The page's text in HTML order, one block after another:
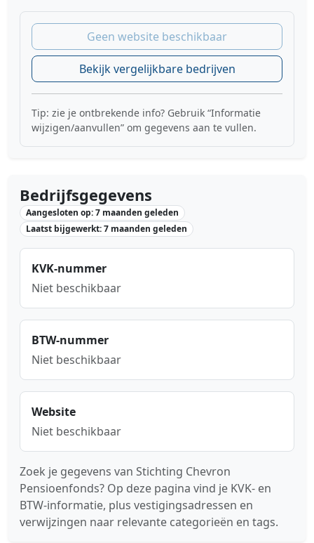
Geen website beschikbaar
Bekijk vergelijkbare bedrijven
Tip: zie je ontbrekende info? Gebruik “Informatie
wijzigen/aanvullen” om gegevens aan te vullen.
Bedrijfsgegevens
Aangesloten op: 7 maanden geleden
Laatst bijgewerkt: 7 maanden geleden
KVK-nummer
Niet beschikbaar
BTW-nummer
Niet beschikbaar
Website
Niet beschikbaar
Zoek je gegevens van Stichting Chevron
Pensioenfonds? Op deze pagina vind je KVK- en
BTW-informatie, plus vestigingsadressen en
verwijzingen naar relevante categorieën en tags.